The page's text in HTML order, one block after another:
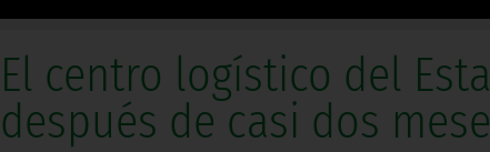
El centro logístico del
después de casi dos